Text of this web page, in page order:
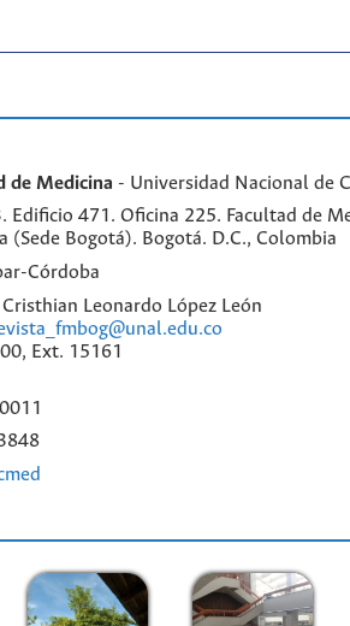
de Medicina - Universidad Nacional de
Edificio 471. Oficina 225. Facultad de
(Sede Bogotá). Bogotá. D.C., Colombia
Córdoba
Cristhian Leonardo López León
Ext. 15161